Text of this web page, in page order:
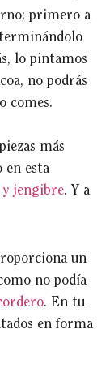
primero a
lo pintamos
no podrás
comes.
más
en esta
y jengibre. Y a
un
no podía
. En tu
en forma